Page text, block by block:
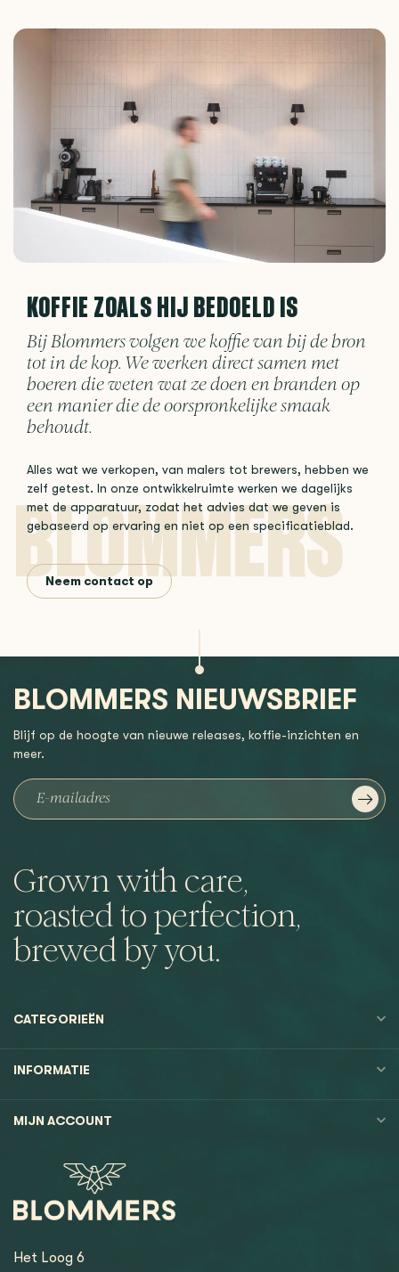
KOFFIE ZOALS HIJ BEDOELD IS
Bij Blommers volgen we koffie van bij de bron
tot in de kop. We werken direct samen met
boeren die weten wat ze doen en branden op
een manier die de oorspronkelijke smaak
behoudt.
Alles wat we verkopen, van malers tot brewers, hebben we
zelf getest. In onze ontwikkelruimte werken we dagelijks
met de apparatuur, zodat het advies dat we geven is
gebaseerd op ervaring en niet op een specificatieblad.
Neem contact op
Grown with care,
roasted to perfection,
brewed by you.
BLOMMERS NIEUWSBRIEF
Blijf op de hoogte van nieuwe releases, koffie-inzichten en
meer.
CATEGORIEËN
INFORMATIE
MIJN ACCOUNT
Het Loog 6